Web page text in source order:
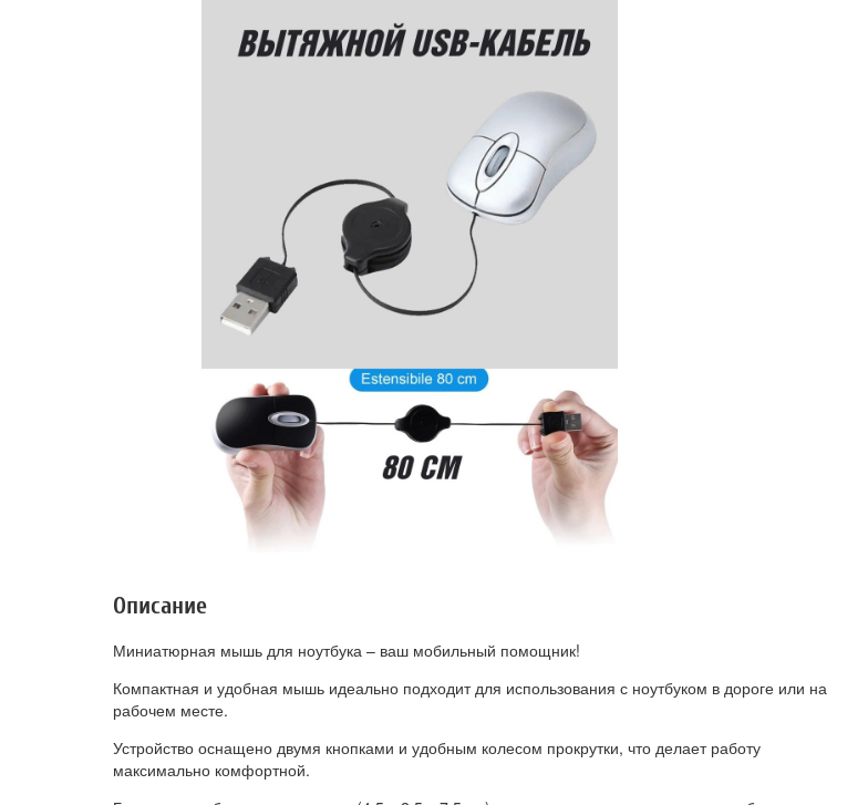
Описание
Миниатюрная мышь для ноутбука – ваш мобильный помощник!
Компактная и удобная мышь идеально подходит для использования с ноутбуком в дороге или на
рабочем месте.
Устройство оснащено двумя кнопками и удобным колесом прокрутки, что делает работу
максимально комфортной.